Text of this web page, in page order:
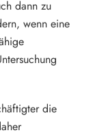
dann zu
wenn eine
die